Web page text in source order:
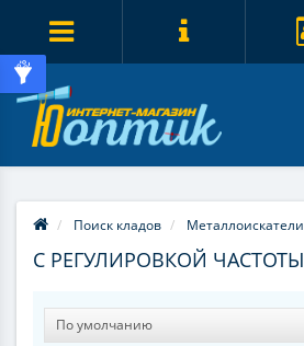
Поиск кладов Металлоискатели
С РЕГУЛИРОВКОЙ ЧАСТОТЫ